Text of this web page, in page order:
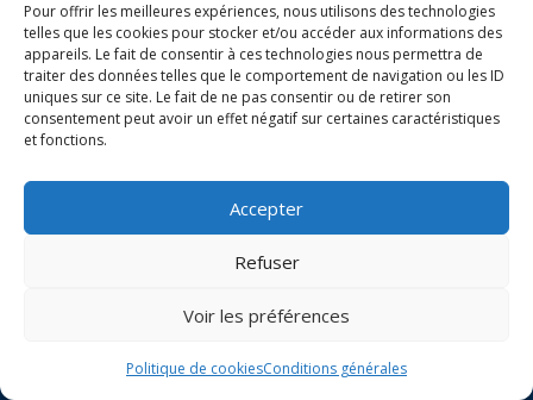
Pour offrir les meilleures expériences, nous utilisons des technologies
telles que les cookies pour stocker et/ou accéder aux informations des
appareils. Le fait de consentir à ces technologies nous permettra de
traiter des données telles que le comportement de navigation ou les ID
uniques sur ce site. Le fait de ne pas consentir ou de retirer son
consentement peut avoir un effet négatif sur certaines caractéristiques
et fonctions.
Accepter
Refuser
Voir les préférences
Politique de cookiesConditions générales
Politique de cookies
Nos conditions applicables
Conditions générales
COPYRIGHT 2024